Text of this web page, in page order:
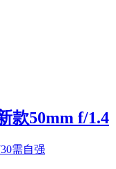
款50mm f/1.4